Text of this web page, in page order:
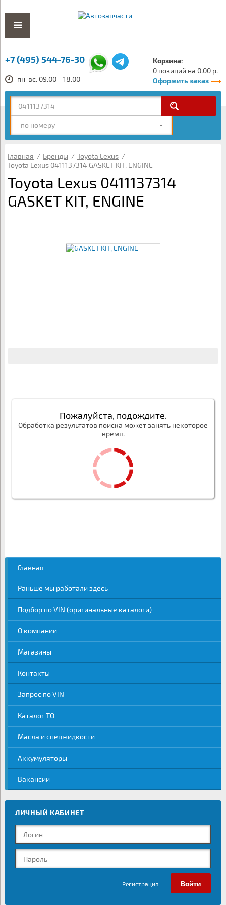
+7 (495) 544-76-30
пн-вс. 09.00—18.00
Корзина:
0 позиций на 0.00 р.
Оформить заказ
по номеру
Главная / Бренды / Toyota Lexus /
Toyota Lexus 0411137314 GASKET KIT, ENGINE
Toyota Lexus 0411137314
GASKET KIT, ENGINE
Пожалуйста, подождите.
Обработка результатов поиска может занять некоторое
время.
Главная
Раньше мы работали здесь
Подбор по VIN (оригинальные каталоги)
О компании
Магазины
Контакты
Запрос по VIN
Каталог ТО
Масла и спецжидкости
Аккумуляторы
Вакансии
ЛИЧНЫЙ КАБИНЕТ
Регистрация